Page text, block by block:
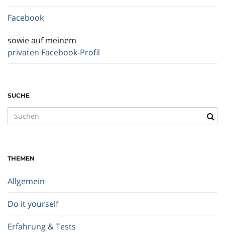
m
Facebook
sowie auf meinem
privaten Facebook-Profil
SUCHE
u
b
g
i
f
THEMEN
Allgemein
Do it yourself
Erfahrung & Tests